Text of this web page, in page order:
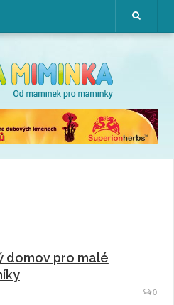
domov pro malé
0